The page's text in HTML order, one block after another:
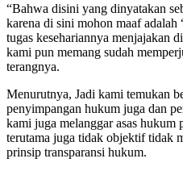
“Bahwa disini yang dinyatakan
karena di sini mohon maaf adalah
tugas kesehariannya menjajakan
kami pun memang sudah
terangnya.
Menurutnya, Jadi kami temukan
penyimpangan hukum juga dan
kami juga melanggar asas hukum
terutama juga tidak objektif tidak
prinsip transparansi hukum.